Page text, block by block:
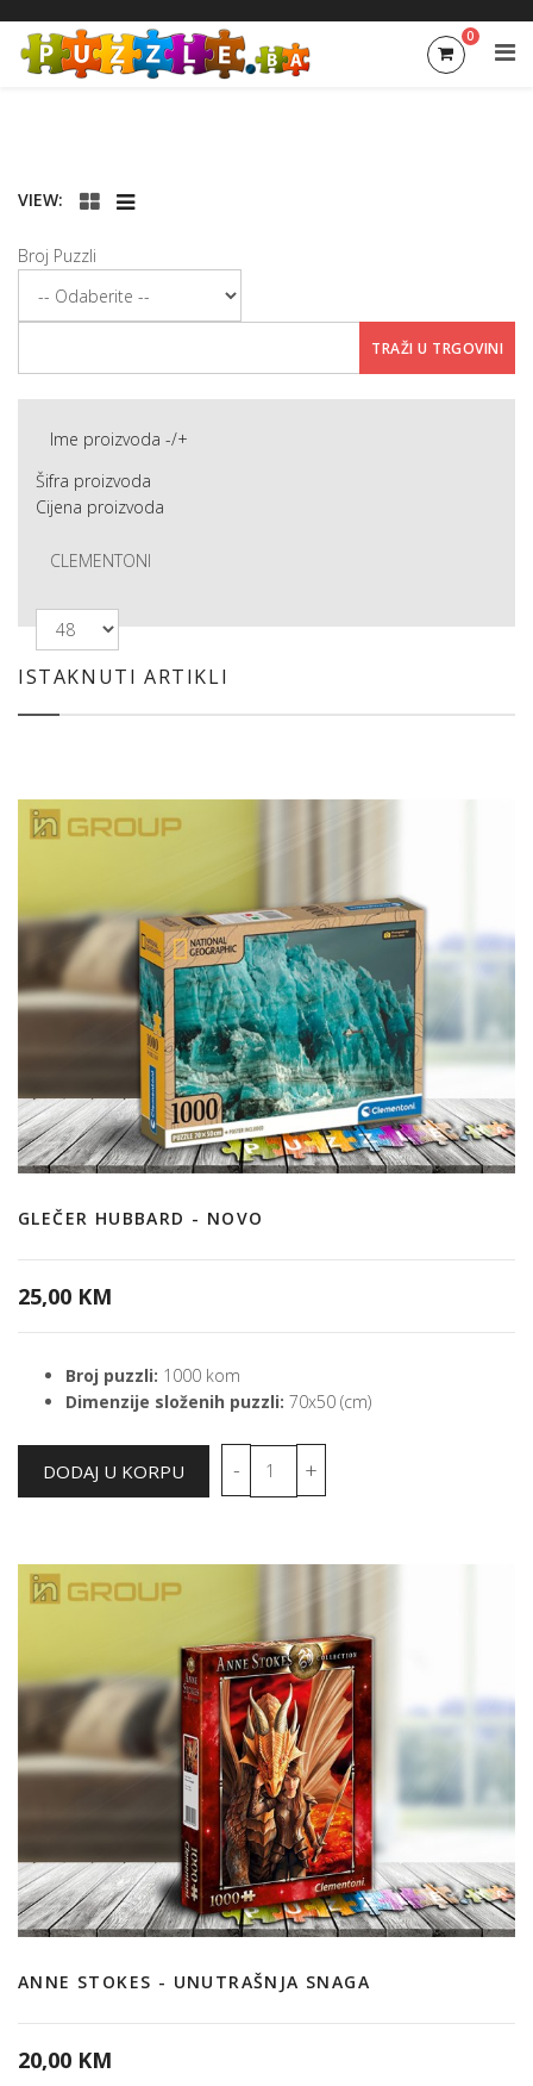
0
VIEW:
Broj Puzzli
Ime proizvoda -/+
Šifra proizvoda
Cijena proizvoda
CLEMENTONI
ISTAKNUTI ARTIKLI
GLEČER HUBBARD - NOVO
25,00 KM
Broj puzzli: 1000 kom
Dimenzije složenih puzzli: 70x50 (cm)
ANNE STOKES - UNUTRAŠNJA SNAGA
20,00 KM